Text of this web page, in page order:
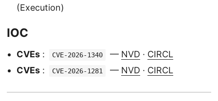
(Execution)
IOC
CVEs : CVE-2026-1340 — NVD · CIRCL
CVEs : CVE-2026-1281 — NVD · CIRCL